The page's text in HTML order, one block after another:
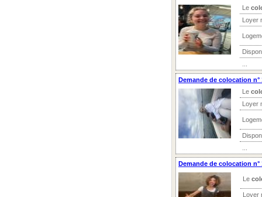
Le
Loyer
Demande de colocation n°
Le
Loyer
Demande de colocation n°
Le
Loyer